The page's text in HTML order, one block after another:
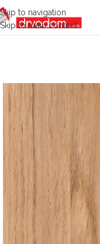
Skip to navigation
Skip to main content